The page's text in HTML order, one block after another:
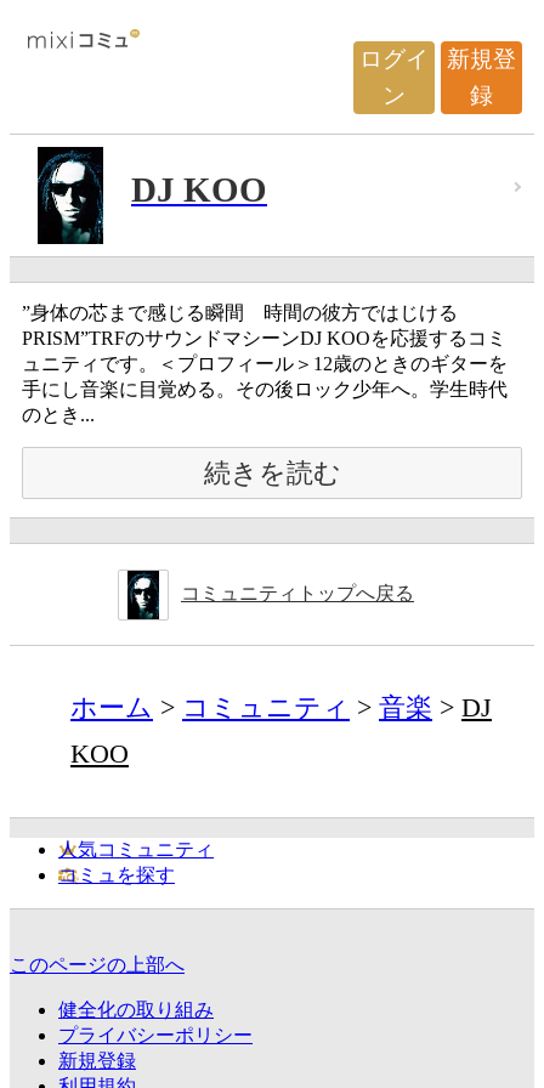
ログイ
ン
新規登
録
DJ KOO
”身体の芯まで感じる瞬間 時間の彼方ではじける
PRISM”TRFのサウンドマシーンDJ KOOを応援するコミ
ュニティです。＜プロフィール＞12歳のときのギターを
手にし音楽に目覚める。その後ロック少年へ。学生時代
のとき...
続きを読む
コミュニティトップへ戻る
ホーム コミュニティ 音楽
DJ
KOO
人気コミュニティ
コミュを探す
このページの上部へ
健全化の取り組み
プライバシーポリシー
新規登録